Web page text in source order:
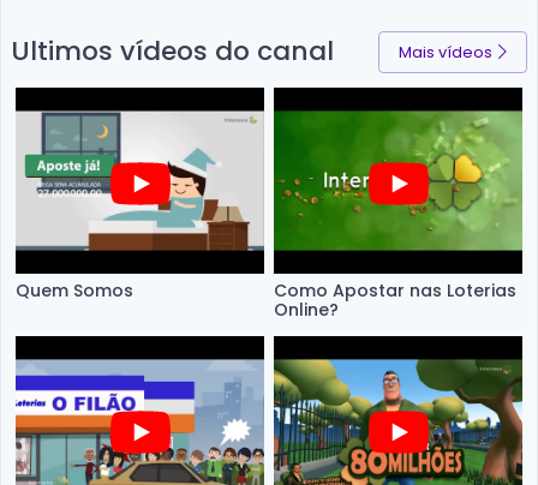
Ultimos vídeos do canal Mais vídeos
Quem Somos
Como Apostar nas Loterias
Online?